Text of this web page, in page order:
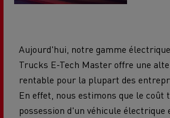
Aujourd'hui, notre gamme
Trucks E-Tech Master offre une
rentable pour la plupart des
En effet, nous estimons que le coût
possession d'un véhicule électrique